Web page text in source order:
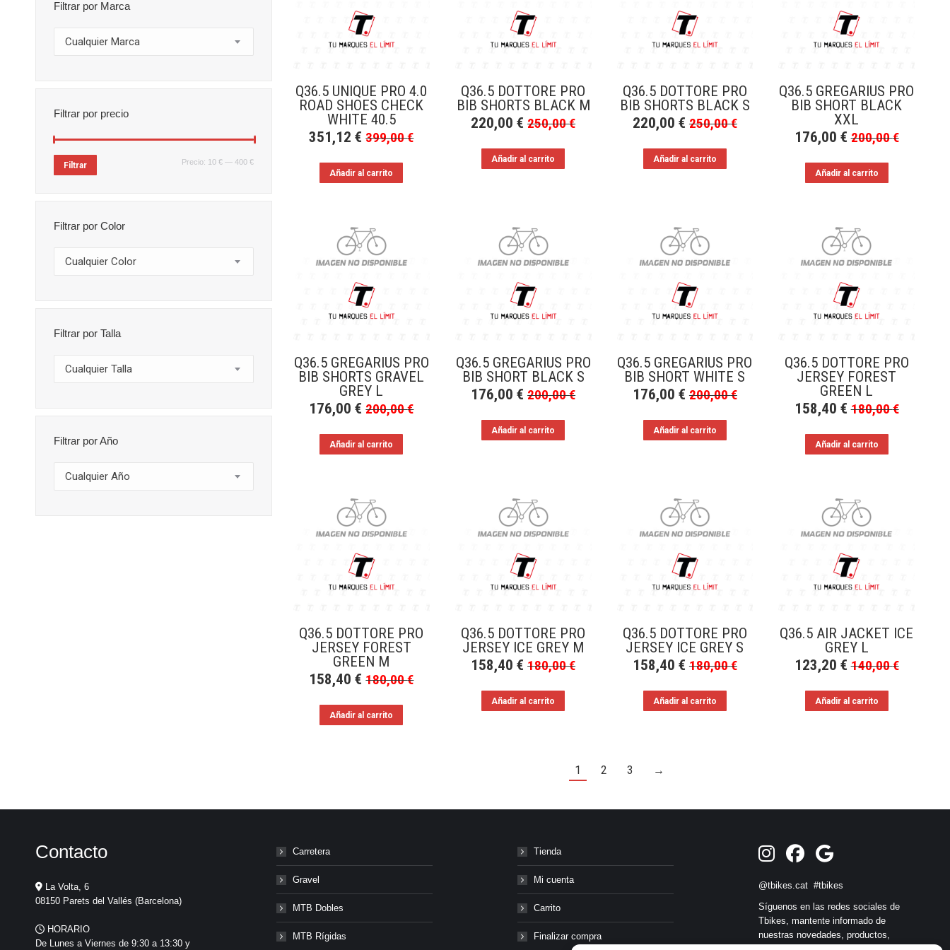
Q36.5 UNIQUE PRO 4.0
ROAD SHOES CHECK
WHITE 40.5
351,12€ 399,00€
Añadir al carrito
Q36.5 DOTTORE PRO
BIB SHORTS BLACK M
220,00€ 250,00€
Añadir al carrito
Q36.5 DOTTORE PRO
BIB SHORTS BLACK S
220,00 € 250,00€
Añadir al carrito
Q36.5 GREGARIUS PRO
BIB SHORT BLACK
XXL
176,00 € 200,00€
Añadir al carrito
Q36.5 GREGARIUS PRO
BIB SHORTS GRAVEL
GREY L
176,00€ 200,00€
Añadir al carrito
Q36.5 GREGARIUS PRO
BIB SHORT BLACK S
176,00€ 200,00€
Añadir al carrito
Q36.5 GREGARIUS PRO
BIB SHORT WHITE S
176,00 € 200,00€
Añadir al carrito
Q36.5 DOTTORE PRO
JERSEY FOREST
GREEN L
158,40 € 180,00€
Añadir al carrito
Q36.5 DOTTORE PRO
JERSEY FOREST
GREEN M
158,40€ 180,00€
Añadir al carrito
Q36.5 DOTTORE PRO
JERSEY ICE GREY M
158,40€ 180,00€
Añadir al carrito
Q36.5 DOTTORE PRO
JERSEY ICE GREY S
158,40 € 180,00€
Añadir al carrito
Q36.5 AIR JACKET ICE
GREY L
123,20 € 140,00€
Añadir al carrito
1 2 3 →
Filtrar por Marca
Cualquier Marca
Filtrar por precio
Precio
Precio
Filtrar Precio: 10 € — 400 €
Filtrar por Color
Cualquier Color
Filtrar por Talla
Cualquier Talla
Filtrar por Año
Cualquier Año
Contacto
La Volta, 6
08150 Parets del Vallés (Barcelona)
HORARIO
De Lunes a Viernes de 9:30 a 13:30 y
Carretera
Gravel
MTB Dobles
MTB Rígidas
Tienda
Mi cuenta
Carrito
Finalizar compra
@tbikes.cat #tbikes
Síguenos en las redes sociales de
Tbikes, mantente informado de
nuestras novedades, productos,